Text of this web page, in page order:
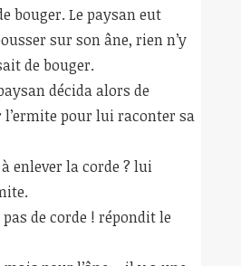
bouger. Le paysan eut
sur son âne, rien n’y
de bouger.
décida alors de
pour lui raconter sa
enlever la corde ? lui
de corde ! répondit le